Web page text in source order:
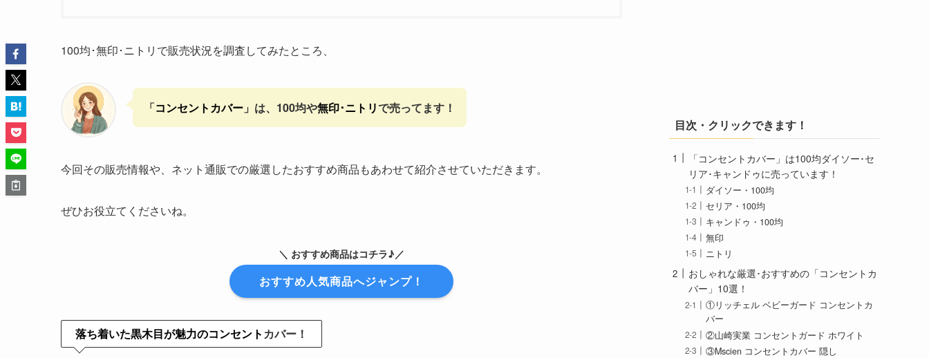
100均･無印･ニトリで販売状況を調査してみたところ、
「コンセントカバー 」は、100均や無印･ニトリで売ってます！
今回その販売情報や、ネット通販での厳選したおすすめ商品もあわせて紹介させていただきます。
ぜひお役立てくださいね。
＼ おすすめ商品はコチラ♪／
おすすめ人気商品へジャンプ！
落ち着いた黒木目が魅力のコンセントカバー！
目次・クリックできます！
「コンセントカバー」は100均ダイソー･セ
リア･キャンドゥに売っています！
ダイソー・100均
セリア・100均
キャンドゥ・100均
無印
ニトリ
おしゃれな厳選･おすすめの「コンセントカ
バー」10選！
①リッチェル ベビーガード コンセントカ
バー
②山崎実業 コンセントガード ホワイト
③Mscien コンセントカバー 隠し